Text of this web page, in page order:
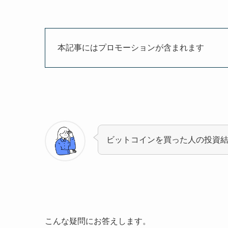
本記事にはプロモーションが含まれます
ビットコインを買った人の投資
こんな疑問にお答えします。